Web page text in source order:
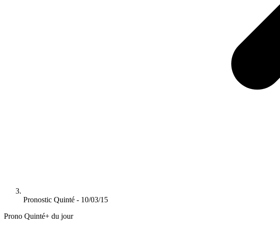
Pronostic Quinté - 10/03/15
Prono Quinté+ du jour